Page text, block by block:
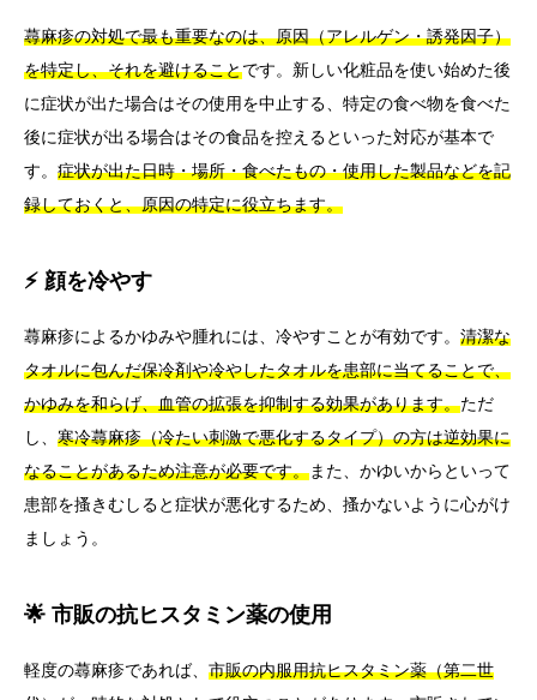
蕁麻疹の対処で最も重要なのは、原因（アレルゲン・誘発因子）
を特定し、それを避けることです。新しい化粧品を使い始めた後
に症状が出た場合はその使用を中止する、特定の食べ物を食べた
後に症状が出る場合はその食品を控えるといった対応が基本で
す。 症状が出た日時・場所・食べたもの・使用した製品などを記
録しておくと、原因の特定に役立ちます。
⚡ 顔を冷やす
蕁麻疹によるかゆみや腫れには、冷やすことが有効です。 清潔な
タオルに包んだ保冷剤や冷やしたタオルを患部に当てることで、
かゆみを和らげ、血管の拡張を抑制する効果があります。ただ
し、 寒冷蕁麻疹（冷たい刺激で悪化するタイプ）の方は逆効果に
なることがあるため注意が必要です。また、かゆいからといって
患部を搔きむしると症状が悪化するため、搔かないように心がけ
ましょう。
🌟 市販の抗ヒスタミン薬の使用
軽度の蕁麻疹であれば、 市販の内服用抗ヒスタミン薬（第二世